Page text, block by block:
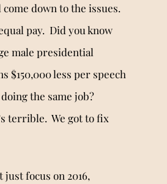
down to the issues.
pay. Did you know
male presidential
$150,000 less per speech
the same job?
terrible. We got to fix
just focus on 2016,